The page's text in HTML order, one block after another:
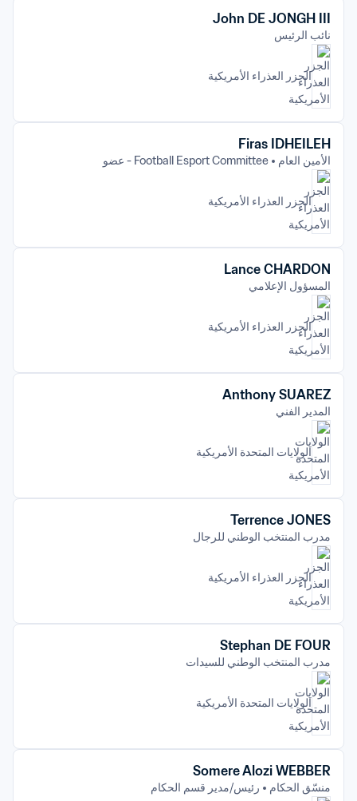
John DE JONGH III
نائب الرئيس
الجزر العذراء الأمريكية
Firas IDHEILEH
الأمين العام Football Esport Committee - عضو
الجزر العذراء الأمريكية
Lance CHARDON
المسؤول الإعلامي
الجزر العذراء الأمريكية
Anthony SUAREZ
المدير الفني
الولايات المتحدة الأمريكية
Terrence JONES
مدرب المنتخب الوطني للرجال
الجزر العذراء الأمريكية
Stephan DE FOUR
مدرب المنتخب الوطني للسيدات
الولايات المتحدة الأمريكية
Somere Alozi WEBBER
منسّق الحكام رئيس/مدير قسم الحكام